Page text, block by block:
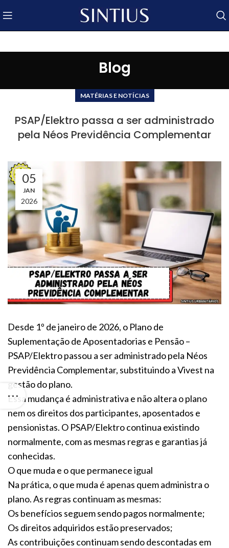
Blog
MATÉRIAS E NOTÍCIAS
PSAP/Elektro passa a ser administrado
pela Néos Previdência Complementar
05
JAN
2026
Desde 1º de janeiro de 2026, o Plano de
Suplementação de Aposentadorias e Pensão –
PSAP/Elektro passou a ser administrado pela Néos
Previdência Complementar, substituindo a Vivest na
gestão do plano.
Essa mudança é administrativa e não altera o plano
nem os direitos dos participantes, aposentados e
pensionistas. O PSAP/Elektro continua existindo
normalmente, com as mesmas regras e garantias já
conhecidas.
O que muda e o que permanece igual
Na prática, o que muda é apenas quem administra o
plano. As regras continuam as mesmas:
Os benefícios seguem sendo pagos normalmente;
Os direitos adquiridos estão preservados;
As contribuições continuam sendo descontadas em